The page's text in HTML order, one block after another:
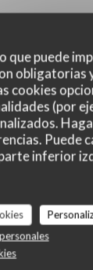
que puede
cookies
(por
Puede
inferior